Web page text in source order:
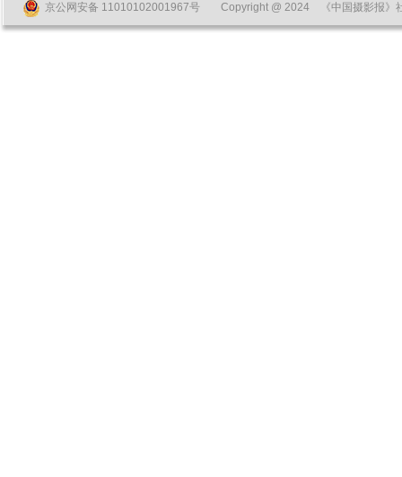
京公网安备 11010102001967号 Copyright @ 2024 《中国摄影报